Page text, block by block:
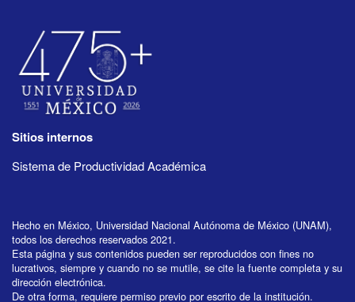
Sitios internos
Sistema de Productividad Académica
Hecho en México, Universidad Nacional Autónoma de México (UNAM),
todos los derechos reservados 2021.
Esta página y sus contenidos pueden ser reproducidos con fines no
lucrativos, siempre y cuando no se mutile, se cite la fuente completa y su
dirección electrónica.
De otra forma, requiere permiso previo por escrito de la institución.